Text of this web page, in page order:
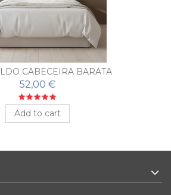
CABECEIRA BARATA
52,00 €
Add to cart